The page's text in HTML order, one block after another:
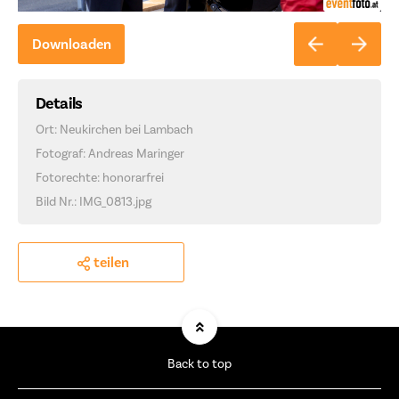
Downloaden
Details
Ort: Neukirchen bei Lambach
Fotograf: Andreas Maringer
Fotorechte: honorarfrei
Bild Nr.: IMG_0813.jpg
teilen
Back to top